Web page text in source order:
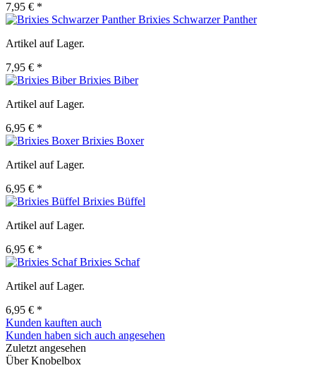
7,95 € *
Brixies Schwarzer Panther
Artikel auf Lager.
7,95 € *
Brixies Biber
Artikel auf Lager.
6,95 € *
Brixies Boxer
Artikel auf Lager.
6,95 € *
Brixies Büffel
Artikel auf Lager.
6,95 € *
Brixies Schaf
Artikel auf Lager.
6,95 € *
Kunden kauften auch
Kunden haben sich auch angesehen
Zuletzt angesehen
Über Knobelbox